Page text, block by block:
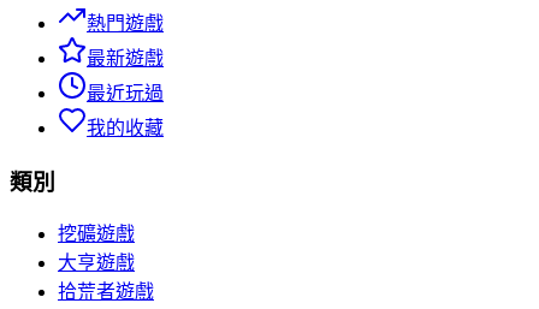
熱門遊戲
最新遊戲
最近玩過
我的收藏
類別
挖礦遊戲
大亨遊戲
拾荒者遊戲